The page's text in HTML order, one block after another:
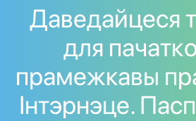
Даведайцеся
для
прамежкавы
Інтэрнэце.